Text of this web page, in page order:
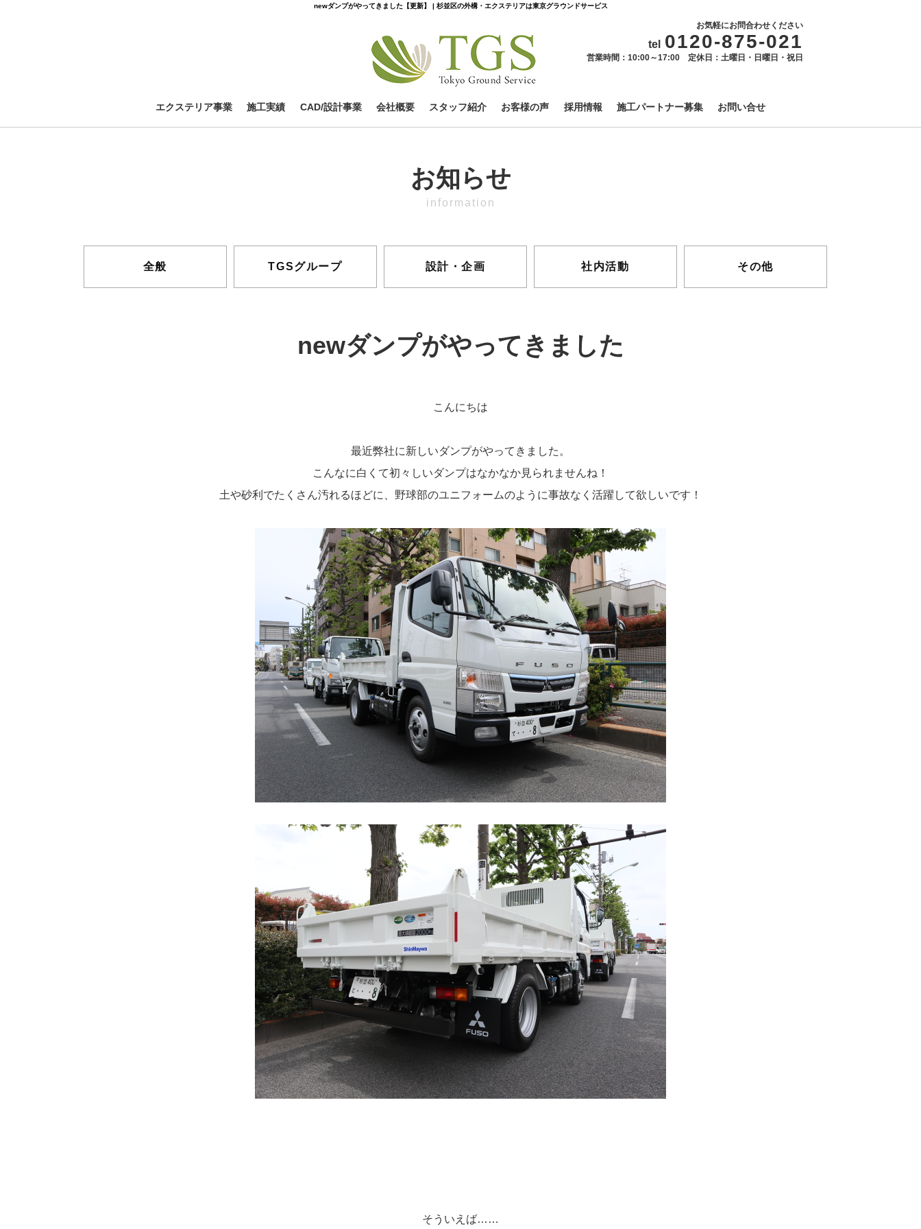
newダンプがやってきました【更新】 | 杉並区の外構・エクステリアは東京グラウンドサービス
お気軽にお問合わせください
tel 0120-875-021
営業時間：10:00～17:00 定休日：土曜日・日曜日・祝日
エクステリア事業 施工実績 CAD/設計事業 会社概要 スタッフ紹介 お客様の声 採用情報 施工パートナー募集 お問い合せ
お知らせ
information
全般 TGSグループ 設計・企画 社内活動 その他
newダンプがやってきました
こんにちは
最近弊社に新しいダンプがやってきました。
こんなに白くて初々しいダンプはなかなか見られませんね！
土や砂利でたくさん汚れるほどに、野球部のユニフォームのように事故なく活躍して欲しいです！
そういえば……